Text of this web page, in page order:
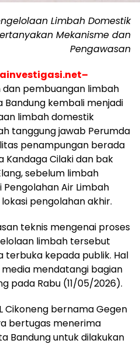
Limbah Domestik
Mekanisme dan
Pengawasan
pembuangan limbah
kembali menjadi
limbah domestik
tanggung jawab Perumda
penampungan berada
Kandaga Cilaki dan bak
sebelum limbah
Air Limbah
pengolahan akhir.
teknis mengenai proses
limbah tersebut
terbuka kepada publik. Hal
mendatangi bagian
pada Rabu (11/05/2026).
Cikoneng bernama Gegen
bertugas menerima
Bandung untuk dilakukan